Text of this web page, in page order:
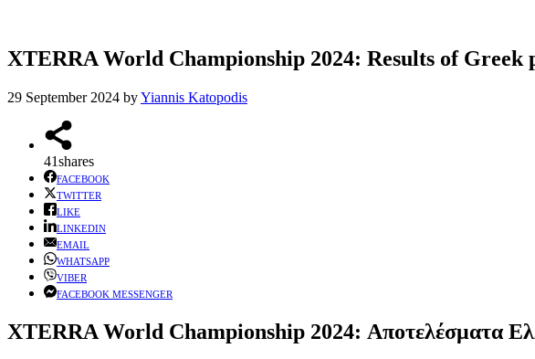
XTERRA World Championship 2024: Results of Greek
29 September 2024 byYiannis Katopodis
41shares
FACEBOOK
TWITTER
LIKE
LINKEDIN
EMAIL
WHATSAPP
VIBER
FACEBOOK MESSENGER
XTERRA World Championship 2024: Αποτελέσματα